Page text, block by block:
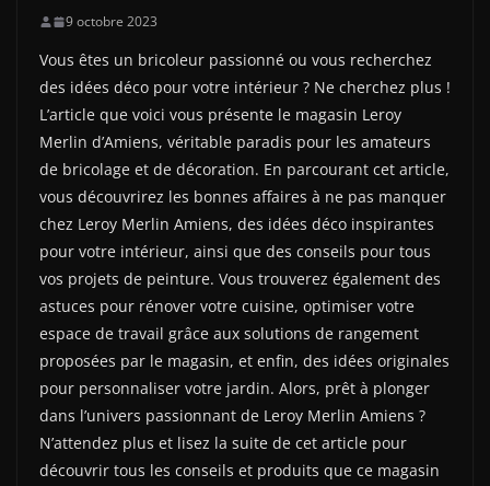
9 octobre 2023
Vous êtes un bricoleur passionné ou vous recherchez
des idées déco pour votre intérieur ? Ne cherchez plus !
L’article que voici vous présente le magasin Leroy
Merlin d’Amiens, véritable paradis pour les amateurs
de bricolage et de décoration. En parcourant cet article,
vous découvrirez les bonnes affaires à ne pas manquer
chez Leroy Merlin Amiens, des idées déco inspirantes
pour votre intérieur, ainsi que des conseils pour tous
vos projets de peinture. Vous trouverez également des
astuces pour rénover votre cuisine, optimiser votre
espace de travail grâce aux solutions de rangement
proposées par le magasin, et enfin, des idées originales
pour personnaliser votre jardin. Alors, prêt à plonger
dans l’univers passionnant de Leroy Merlin Amiens ?
N’attendez plus et lisez la suite de cet article pour
découvrir tous les conseils et produits que ce magasin